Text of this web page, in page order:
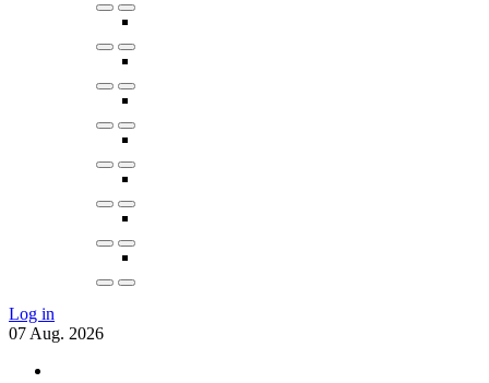
Log in
07 Aug. 2026